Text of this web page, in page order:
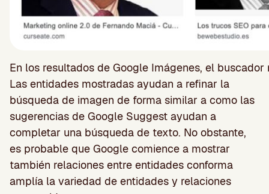
En los resultados de Google Imágenes, el
Las entidades mostradas ayudan a refinar la
búsqueda de imagen de forma similar a como las
sugerencias de Google Suggest ayudan a
completar una búsqueda de texto. No obstante,
es probable que Google comience a mostrar
también relaciones entre entidades conforma
amplía la variedad de entidades y relaciones